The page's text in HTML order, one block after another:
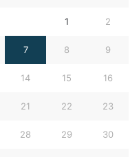
1 2
7 8 9
14 15 16
21 22 23
28 29 30